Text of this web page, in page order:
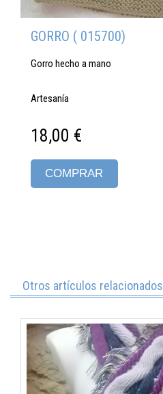
GORRO ( 015700)
Gorro hecho a mano
Artesanía
18,00 €
COMPRAR
Otros artículos relacionados